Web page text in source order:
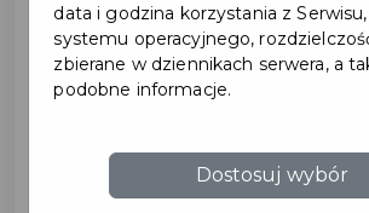
2021-10-19
DROGOWEGO -
data i godzina korzystania z
systemu operacyjnego,
zbierane w dziennikach serwera, a
podobne informacje.
Dostosuj wybór